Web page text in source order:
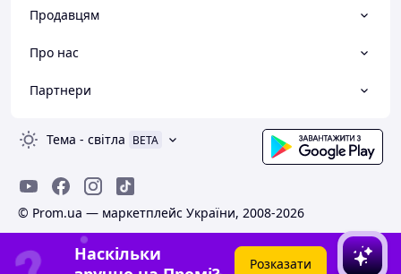
Продавцям
Про нас
Партнери
Тема - світла BETA
© Prom.ua — маркетплейс України, 2008-2026
Наскільки
Розказати